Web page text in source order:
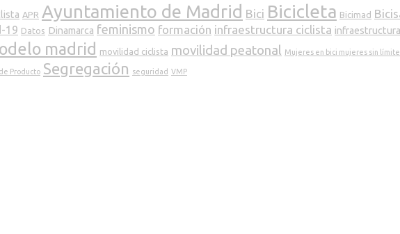
APR Ayuntamiento de Madrid Bici Bicicleta Bicimad
19 Datos Dinamarca feminismo formación infraestructura ciclista
madrid movilidad ciclista movilidad peatonal Mujeres en bici mujeres sin límite
Producto Segregación seguridad VMP